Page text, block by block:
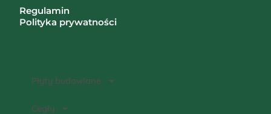
Płyty budowlane
Cegły
Regulamin
Polityka prywatności